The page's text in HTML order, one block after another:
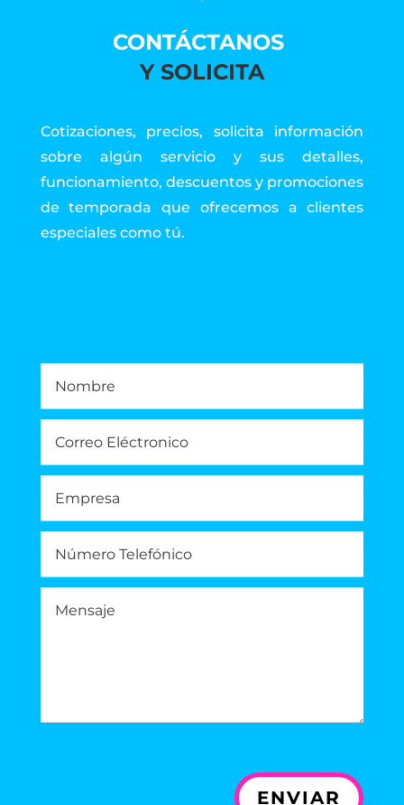
CONTÁCTANOS
Y SOLICITA
Cotizaciones, precios, solicita información
sobre algún servicio y sus detalles,
funcionamiento, descuentos y promociones
de temporada que ofrecemos a clientes
especiales como tú.
ENVIAR